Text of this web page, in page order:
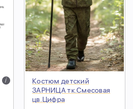
i
Костюм детский
ЗАРНИЦА тк.Смесовая
цв.Цифра